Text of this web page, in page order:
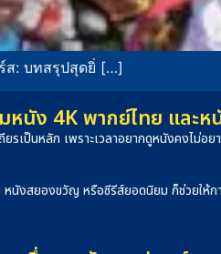
ส: บทสรุปสุดยิ่ […]
หนัง 4K พากย์ไทย และ
รเป็นหลัก เพราะเวลาอยากดูหนังคงไ
งสยองขวัญ หรือซีรีส์ยอดนิยม ก็ช่วยให้